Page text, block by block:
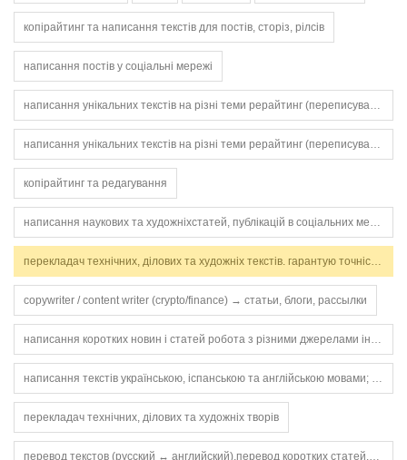
копірайтинг та написання текстів для постів, сторіз, рілсів
написання постів у соціальні мережі
написання унікальних текстів на різні теми рерайтинг (переписування текстів без втрати сенсу) складання описів товарів для інтернет-магазинів написання статей для блогів та соцмереж робота з ключовими словами (seo — базовий рівень) грамотна українськ
написання унікальних текстів на різні теми рерайтинг (переписування текстів без втрати сенсу) складання описів товарів для інтернет-магазинів написання статей для блогів та соцмереж робота з ключовими словами (seo — базовий рівень) грамотна українськ
копірайтинг та редагування
написання наукових та художніхстатей, публікацій в соціальних мережах, текстів на різну тематику
перекладач технічних, ділових та художніх текстів. гарантую точність, стилістичну відповідність і дотримання термінів. працюю з англійською та українською мовами.
copywriter / content writer (crypto/finance) → статьи, блоги, рассылки
написання коротких новин і статей робота з різними джерелами інформації швидко та грамотно викладати факти
написання текстів українською, іспанською та англійською мовами; редагування та коректура текстів; переклад українською, англійською та іспанською (en – b2, es – c1); створення унікального контенту під різні цілі
перекладач технічних, ділових та художніх творів
перевод текстов (русский ↔️ английский),перевод коротких статей,перевод сообщений и писем,проверка грамматики и орфографии,работа с текстами для сайтов